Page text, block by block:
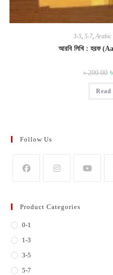
3-5, 5-7, Arabic
আরবি লিখি : হরফ
৳200.00 ৳
Read
Follow Us
new
tab
Product Categories
0-1
1-3
3-5
5-7